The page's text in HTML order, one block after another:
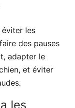
les
des pauses
adapter le
et éviter
les